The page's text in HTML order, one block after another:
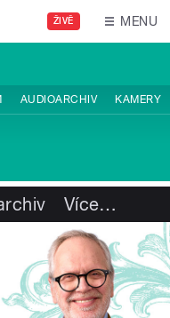
ŽIVĚ MENU
AUDIOARCHIV KAMERY
Více…